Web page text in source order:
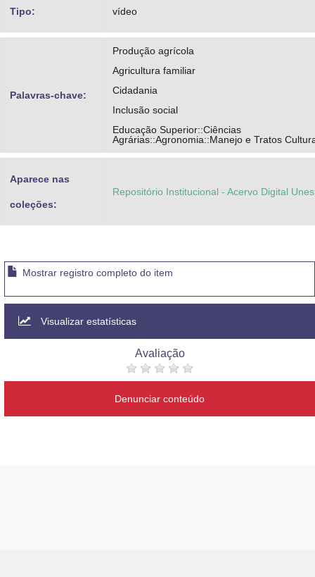
Tipo: vídeo
Palavras-chave:
Produção agrícola
Agricultura familiar
Cidadania
Inclusão social
Educação Superior::Ciências
Agrárias::Agronomia::Manejo e Tratos
Aparece nas
coleções:
Repositório Institucional - Acervo Digital
Mostrar registro completo do item
Visualizar estatísticas
Avaliação
Denunciar conteúdo